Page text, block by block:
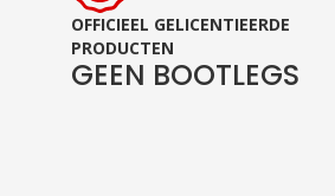
OFFICIEEL GELICENTIEERDE
PRODUCTEN
GEEN BOOTLEGS